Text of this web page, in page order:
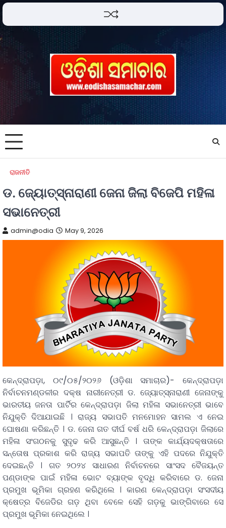
ରାଜନୀତି
ଡ. ଜ୍ୟୋତ୍ସ୍ନାରାଣୀ ଜେନା ଜିଲା ବିଜେପି ମହିଳା
ସଭାନେତ୍ରୀ
admin@odia May 9, 2026
କେନ୍ଦ୍ରାପଡ଼ା, ୦୯/୦୫/୨୦୨୬ (ଓଡ଼ିଶା ସମାଚାର)- କେନ୍ଦ୍ରାପଡ଼ା
ନିର୍ବାଚନମଣ୍ଡଳୀର ଦକ୍ଷ ନାରୀନେତ୍ରୀ ଡ. ଜ୍ୟୋତ୍ସ୍ନାରାଣୀ ଜେନାଙ୍କୁ
ଭାରତୀୟ ଜନତା ପାର୍ଟିର କେନ୍ଦ୍ରାପଡ଼ା ଜିଲା ମହିଳା ସଭାନେତ୍ରୀ ଭାବେ
ନିଯୁକ୍ତି ଦିଆଯାଇଛି । ରାଜ୍ୟ ସଭାପତି ମନମୋହନ ସାମଲ ଏ ନେଇ
ଘୋଷଣା କରିଛନ୍ତି । ଡ. ଜେନା ଗତ ଦୀର୍ଘ ବର୍ଷ ଧରି କେନ୍ଦ୍ରାପଡ଼ା ଜିଲାରେ
ମହିଳା ସଂଗଠନକୁ ସୁଦୃଢ କରି ଆସୁଛନ୍ତି । ତାଙ୍କ କାର୍ଯ୍ୟଦକ୍ଷତାରେ
ସନ୍ତୋଷ ପ୍ରକାଶ କରି ରାଜ୍ୟ ସଭାପତି ତାଙ୍କୁ ଏହି ପଦରେ ନିଯୁକ୍ତି
ଦେଇଛନ୍ତି । ଗତ ୨୦୨୪ ସାଧାରଣ ନିର୍ବାଚନରେ ସାଂସଦ ବୈଜୟନ୍ତ
ପଣ୍ଡାଙ୍କ ପାଇଁ ମହିଳା ଭୋଟ ବ୍ୟାଙ୍କ ବୃଦ୍ଧି କରିବାରେ ଡ. ଜେନା
ପ୍ରମୁଖ ଭୂମିକା ଗ୍ରହଣ କରିଥିଲେ । କାରଣ କେନ୍ଦ୍ରାପଡ଼ା ସଂସଦୀୟ
କ୍ଷେତ୍ର ବିଜେଡିର ଗଡ଼ ଥିବା ବେଳେ ସେହି ଗଡ଼କୁ ଭାଙ୍ଗିବାରେ ସେ
ପ୍ରମୁଖ ଭୂମିକା ନେଇଥିଲେ ।